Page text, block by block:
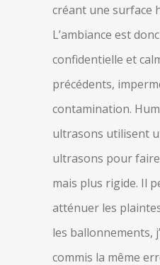
créant une surface
L’ambiance est
confidentielle et
précédents,
contamination.
ultrasons utilisent
ultrasons pour
mais plus rigide. Il
atténuer les
les ballonnements,
commis la même